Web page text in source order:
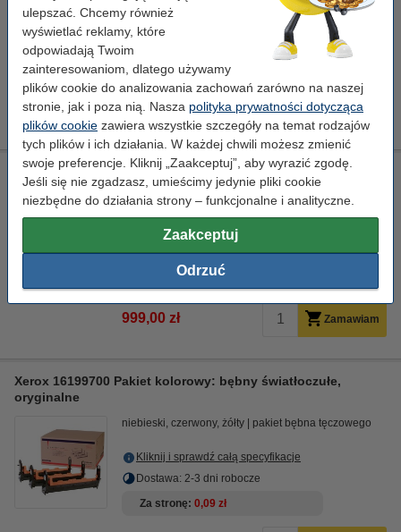
ulepszać. Chcemy również
wyświetlać reklamy, które
odpowiadają Twoim
zainteresowaniom, dlatego używamy
plików cookie do analizowania zachowań zarówno na naszej
stronie, jak i poza nią. Nasza polityka prywatności dotycząca
plików cookie zawiera wszystkie szczegóły na temat rodzajów
tych plików i ich działania. W każdej chwili możesz zmienić
swoje preferencje. Kliknij „Zaakceptuj”, aby wyrazić zgodę.
Jeśli się nie zgadzasz, umieścimy jedynie pliki cookie
niezbędne do działania strony – funkcjonalne i analityczne.
Zaakceptuj
Odrzuć
Kliknij i sprawdź całą specyfikacje
Za stronę 0,03 zł
999,00 zł Zamawiam
Xerox 16199500 bęben światłoczuły / drum żółty, oryginalny
żółty bęben światłoczuły
Kliknij i sprawdź całą specyfikacje
Dostawa: 2-3 dni robocze
Za stronę
0,03 zł
999,00 zł Zamawiam
Xerox 16199700 Pakiet kolorowy: bębny światłoczułe,
oryginalne
niebieski, czerwony, żółty pakiet bębna tęczowego
Kliknij i sprawdź całą specyfikacje
Dostawa: 2-3 dni robocze
Za stronę 0,09 zł